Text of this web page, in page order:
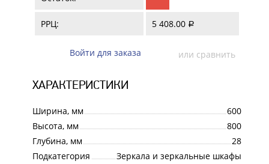
РРЦ: 5 408.00 a
Войти для заказа или сравнить
ХАРАКТЕРИСТИКИ
Ширина, мм
600
Высота, мм
800
Глубина, мм
28
Подкатегория
Зеркала и зеркальные шкафы